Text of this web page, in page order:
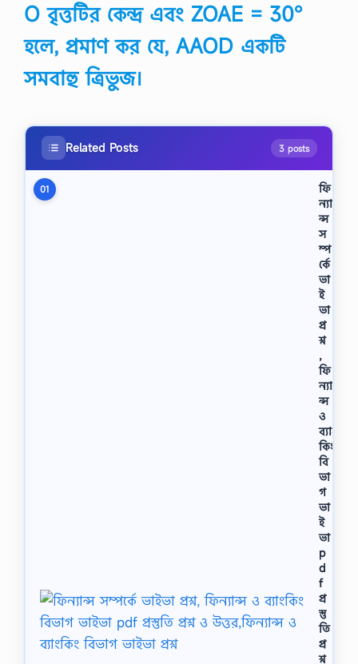
O বৃত্তটির কেন্দ্র এবং ZOAE = 30°
হলে, প্রমাণ কর যে, AAOD একটি
সমবাহু ত্রিভুজ।
Related Posts 3 posts
01
ফি
ন্যা
ন্স
স
ম্প
র্কে
ভা
ই
ভা
প্র
শ্ন
,
ফি
ন্যা
ন্স
ও
ব্যাং
কিং
বি
ভা
গ
ভা
ই
ভা
p
d
f
প্র
স্তু
তি
প্র
শ্ন